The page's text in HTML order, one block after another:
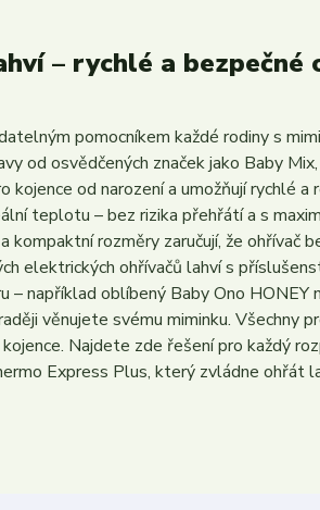
– rychlé a
pomocníkem každé rodiny s
od osvědčených značek jako Baby
kojence od narození a umožňují rychlé
teplotu – bez rizika přehřátí a s
rozměry zaručují, že ohřívač
elektrických ohřívačů lahví s
– například oblíbený Baby Ono
věnujete svému miminku. Všechny
Najdete zde řešení pro každý
Express Plus, který zvládne ohřát